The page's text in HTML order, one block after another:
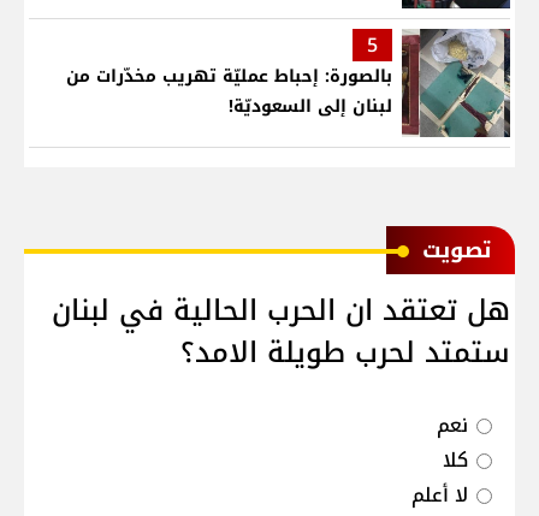
5
بالصورة: إحباط عمليّة تهريب مخدّرات من
لبنان إلى السعوديّة!
ﺗﺼﻮﻳﺖ
هل تعتقد ان الحرب الحالية في لبنان
ستمتد لحرب طويلة الامد؟
نعم
كلا
لا أعلم